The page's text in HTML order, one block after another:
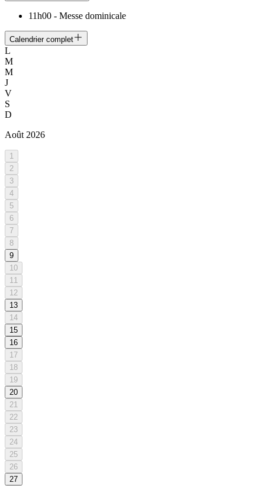
11h00 - Messe dominicale
Calendrier complet
L
M
M
J
V
S
D
Août 2026
1
2
3
4
5
6
7
8
9
10
11
12
13
14
15
16
17
18
19
20
21
22
23
24
25
26
27